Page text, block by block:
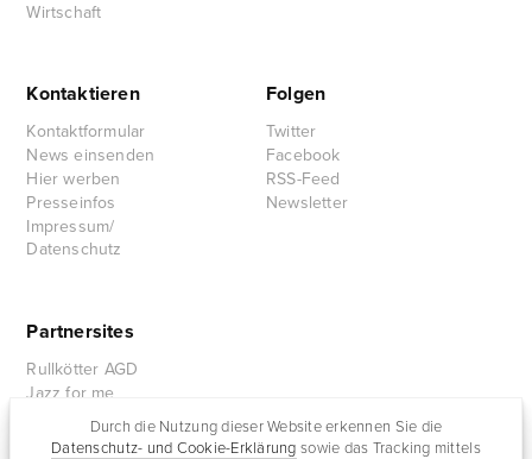
Durch die Nutzung dieser Website erkennen Sie die
Datenschutz- und Cookie-Erklärung sowie das Tracking mittels
Wirtschaft
Kontaktieren
Kontaktformular
News einsenden
Hier werben
Presseinfos
Impressum/
Datenschutz
Folgen
Twitter
Facebook
RSS-Feed
Newsletter
Partnersites
Rullkötter AGD
Jazz for me